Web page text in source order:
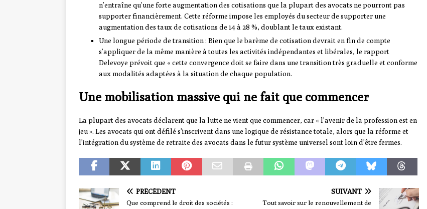
n’entraîne qu’une forte augmentation des cotisations que la plupart des avocats ne pourront pas
supporter financièrement. Cette réforme impose les employés du secteur de supporter une
augmentation des taux de cotisations de 14 à 28 %, doublant le taux existant.
Une longue période de transition : Bien que le barème de cotisation devrait en fin de compte
s’appliquer de la même manière à toutes les activités indépendantes et libérales, le rapport
Delevoye prévoit que « cette convergence doit se faire dans une transition très graduelle et conforme
aux modalités adaptées à la situation de chaque population.
Une mobilisation massive qui ne fait que commencer
La plupart des avocats déclarent que la lutte ne vient que commencer, car « l’avenir de la profession est en
jeu ». Les avocats qui ont défilé s’inscrivent dans une logique de résistance totale, alors que la réforme et
l’intégration du système de retraite des avocats dans le futur système universel sont loin d’être fermes.
PRÉCÉDENT
Que comprend le droit des sociétés :
SUIVANT
Tout savoir sur le renouvellement de